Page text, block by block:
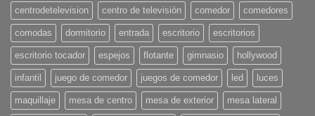
para
el
Verano
2025:
¡Pon
tu
casa
en
onda!
centrodetelevision centro de televisión comedor comedores
comodas dormitorio entrada escritorio escritorios
escritorio tocador espejos flotante gimnasio hollywood
infantil juego de comedor juegos de comedor led luces
maquillaje mesa de centro mesa de exterior mesa lateral